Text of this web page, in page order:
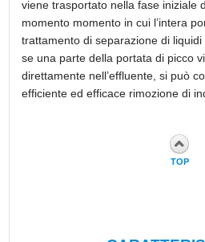
viene trasportato nella fase iniziale
momento momento in cui l’intera
trattamento di separazione di
se una parte della portata di picco
direttamente nell’effluente, si può
efficiente ed efficace rimozione di
TOP